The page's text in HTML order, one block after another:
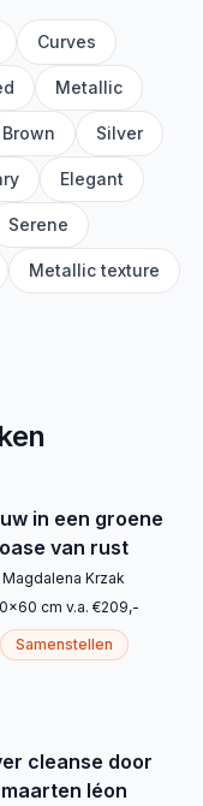
Curves
Metallic
Brown Silver
Elegant
Serene
Metallic texture
in een groene
oase van rust
Magdalena Krzak
x60 cm v.a. €209,-
Samenstellen
cleanse door
maarten léon